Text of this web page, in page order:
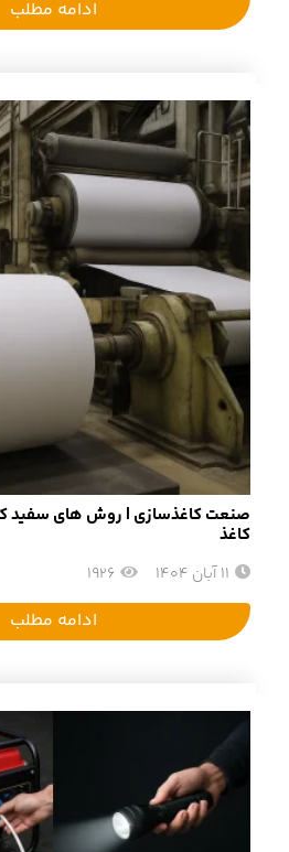
ادامه مطلب
صنعت کاغذسازی | روش های سفید
کاغذ
11 آبان 1404 1926
ادامه مطلب